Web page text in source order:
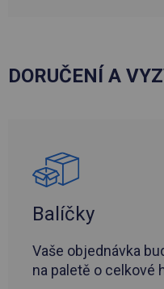
DORUČENÍ A
Balíčky
Vaše objednávka
na paletě o celkové